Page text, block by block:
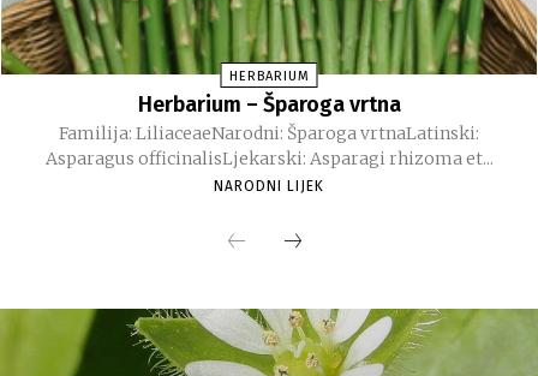
HERBARIUM
Herbarium – Šparoga vrtna
Familija: LiliaceaeNarodni: Šparoga vrtnaLatinski:
Asparagus officinalisLjekarski: Asparagi rhizoma et...
NARODNI LIJEK